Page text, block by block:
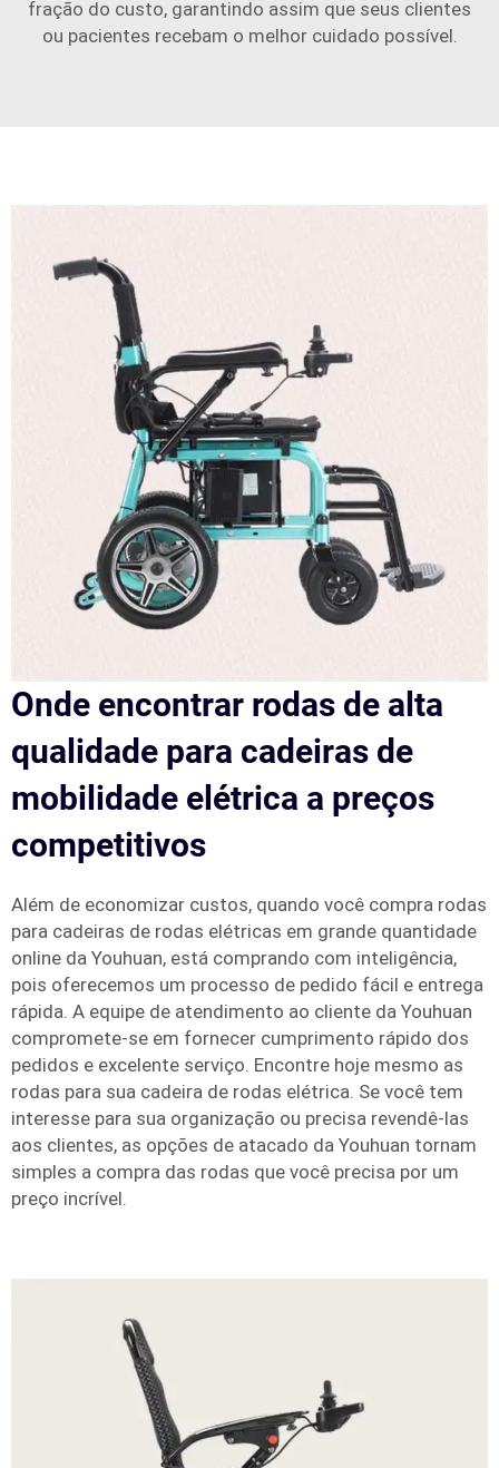
fração do custo, garantindo assim que seus clientes
ou pacientes recebam o melhor cuidado possível.
Onde encontrar rodas de alta
qualidade para cadeiras de
mobilidade elétrica a preços
competitivos
Além de economizar custos, quando você compra rodas
para cadeiras de rodas elétricas em grande quantidade
online da Youhuan, está comprando com inteligência,
pois oferecemos um processo de pedido fácil e entrega
rápida. A equipe de atendimento ao cliente da Youhuan
compromete-se em fornecer cumprimento rápido dos
pedidos e excelente serviço. Encontre hoje mesmo as
rodas para sua cadeira de rodas elétrica. Se você tem
interesse para sua organização ou precisa revendê-las
aos clientes, as opções de atacado da Youhuan tornam
simples a compra das rodas que você precisa por um
preço incrível.